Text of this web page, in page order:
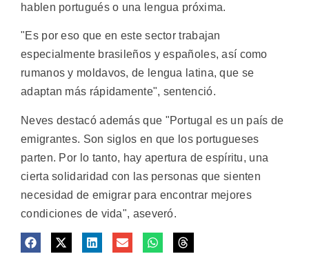
hablen portugués o una lengua próxima.
"Es por eso que en este sector trabajan
especialmente brasileños y españoles, así como
rumanos y moldavos, de lengua latina, que se
adaptan más rápidamente", sentenció.
Neves destacó además que "Portugal es un país de
emigrantes. Son siglos en que los portugueses
parten. Por lo tanto, hay apertura de espíritu, una
cierta solidaridad con las personas que sienten
necesidad de emigrar para encontrar mejores
condiciones de vida", aseveró.